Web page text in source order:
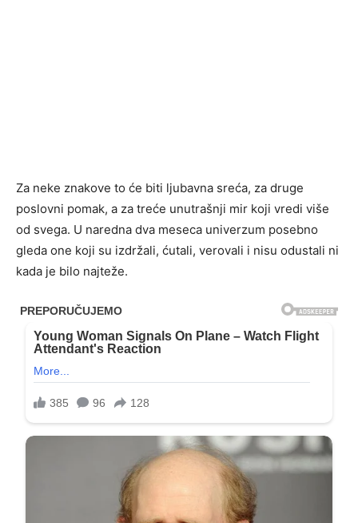
Za neke znakove to će biti ljubavna sreća, za druge
poslovni pomak, a za treće unutrašnji mir koji vredi više
od svega. U naredna dva meseca univerzum posebno
gleda one koji su izdržali, ćutali, verovali i nisu odustali ni
kada je bilo najteže.